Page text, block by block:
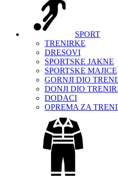
SPORT
TRENIRKE
DRESOVI
SPORTSKE JAKNE
SPORTSKE MAJICE
GORNJI DIO
DONJI DIO
DODACI
OPREMA ZA